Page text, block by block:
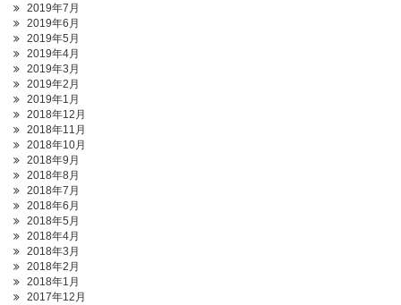
2019年7月
2019年6月
2019年5月
2019年4月
2019年3月
2019年2月
2019年1月
2018年12月
2018年11月
2018年10月
2018年9月
2018年8月
2018年7月
2018年6月
2018年5月
2018年4月
2018年3月
2018年2月
2018年1月
2017年12月